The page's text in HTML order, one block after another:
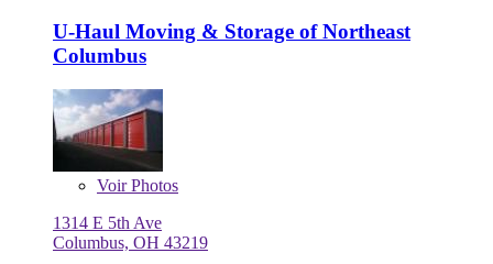
U-Haul Moving & Storage of Northeast
Columbus
VoirPhotos
1314 E 5th Ave
Columbus, OH 43219